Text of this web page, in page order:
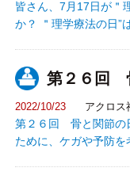
皆さん、7月17日が＂
か？ ＂理学療法の日”
週間」には、理学療法
ーが開催されていま
日（土）に三越ライオ
します。 ぜひイベン
考えてみませんか？
第２６回
2022/10/23 アクロ
第２６回 骨と関節の
ために、ケガや予防を考えよう！ 講演 第